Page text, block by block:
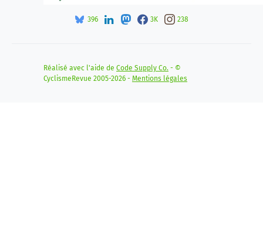
396 3K 238
Réalisé avec l'aide de Code Supply Co. - ©
CyclismeRevue 2005-2026 - Mentions légales